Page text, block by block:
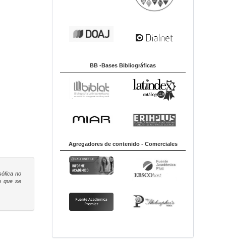
no
que se
BB -Bases Bibliográficas
Agregadores de contenido - Comerciales